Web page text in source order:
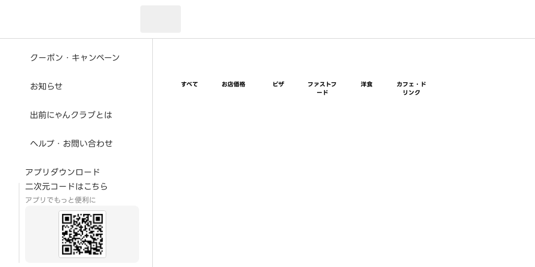
クーポン・キャンペーン
お知らせ
出前にゃんクラブとは
ヘルプ・お問い合わせ
アプリダウンロード
二次元コードはこちら
アプリでもっと便利に
すべて お店価格 ピザ
ファストフ
ード
洋食
カフェ・ド
リンク